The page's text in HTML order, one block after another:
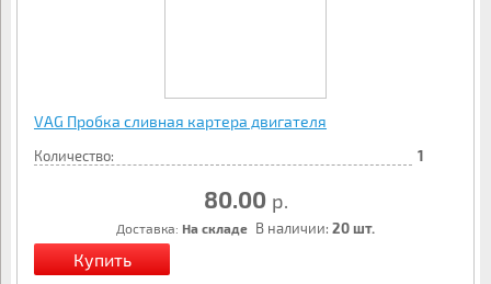
VAG Пробка сливная картера двигателя
Количество: 1
80.00 р.
Доставка: На складе В наличии: 20 шт.